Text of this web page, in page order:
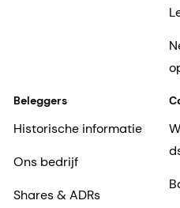
Beleggers
Historische informatie
Ons bedrijf
Shares & ADRs